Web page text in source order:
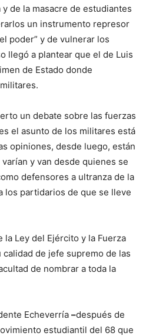
de la masacre de estudiantes
un instrumento represor
poder” y de vulnerar los
llegó a plantear que el de Luis
de Estado donde
un debate sobre las fuerzas
el asunto de los militares está
opiniones, desde luego, están
y van desde quienes se
defensores a ultranza de la
los partidarios de que se lleve
la Ley del Ejército y la Fuerza
de jefe supremo de las
de nombrar a toda la
Echeverría –después de
estudiantil del 68 que